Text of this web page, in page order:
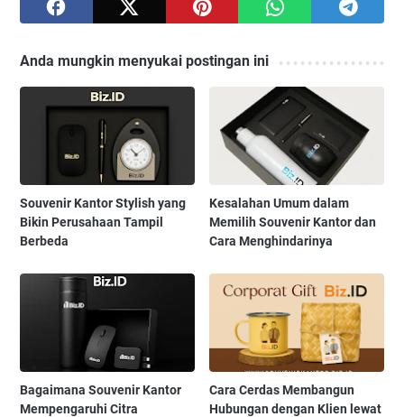
Anda mungkin menyukai postingan ini
Souvenir Kantor Stylish yang
Bikin Perusahaan Tampil
Berbeda
Kesalahan Umum dalam
Memilih Souvenir Kantor dan
Cara Menghindarinya
Bagaimana Souvenir Kantor
Mempengaruhi Citra
Cara Cerdas Membangun
Hubungan dengan Klien lewat